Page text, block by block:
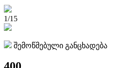
1/15
შემოწმებული განცხადება